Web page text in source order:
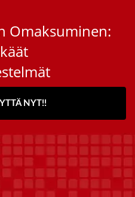
Omaksuminen:
NYT!!